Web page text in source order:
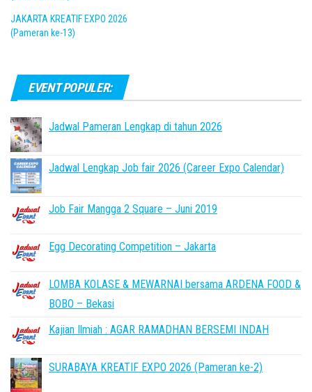
JAKARTA KREATIF EXPO 2026
(Pameran ke-13)
EVENT POPULER:
Jadwal Pameran Lengkap di tahun 2026
Jadwal Lengkap Job fair 2026 (Career Expo Calendar)
Job Fair Mangga 2 Square – Juni 2019
Egg Decorating Competition – Jakarta
LOMBA KOLASE & MEWARNAI bersama ARDENA FOOD &
BOBO – Bekasi
Kajian Ilmiah : AGAR RAMADHAN BERSEMI INDAH
SURABAYA KREATIF EXPO 2026 (Pameran ke-2)